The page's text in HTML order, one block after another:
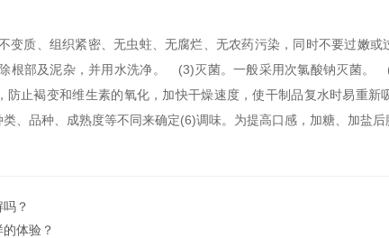
质、组织紧密、无虫蛀、无腐烂、无农药污染，同时不要过嫩或
根部及泥杂，并用水洗净。 (3)灭菌。一般采用次氯酸钠灭菌
防止褐变和维生素的氧化，加快干燥速度，使干制品复水时易重
、品种、成熟度等不同来确定(6)调味。为提高口感，加糖、加盐后
？
体验？